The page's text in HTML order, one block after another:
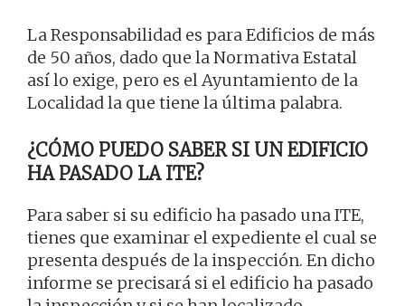
La Responsabilidad es para Edificios de más
de 50 años, dado que la Normativa Estatal
así lo exige, pero es el Ayuntamiento de la
Localidad la que tiene la última palabra.
¿CÓMO PUEDO SABER SI UN EDIFICIO
HA PASADO LA ITE?
Para saber si su edificio ha pasado una ITE,
tienes que examinar el expediente el cual se
presenta después de la inspección. En dicho
informe se precisará si el edificio ha pasado